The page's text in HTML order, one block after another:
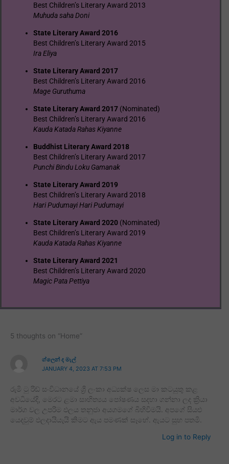
Best Children’s Literary Award 2013
Muhuda saha Doni
State Literary Award 2016
Best Children’s Literary Award 2015
Ira Eliya
State Literary Award 2017
Best Children’s Literary Award 2016
Mage Guruthuma
State Literary Award 2017 (Nominated)
Best Children’s Literary Award 2016
Kauda Katada Rahas Kiyanne
Buddhist Literary Award 2018
Best Children’s Literary Award 2017
Punchi Bindu Loku Gamanak
State Literary Award 2019
Best Children’s Literary Award 2018
Hari Pudumayi Hari Pudumayi
State Literary Award 2020 (Nominated)
Best Children’s Literary Award 2019
Kauda Katada Rahas Kiyanne
State Literary Award 2021
Best Children’s Literary Award 2020
Magic Pata Pettiya
5 thoughts on “Home”
ග්ලෙන් ද මැල්
JANUARY 4, 2023 AT 7:53 PM
රුමි ටු රිඩ් සංවිධානයේ ශ්‍රි ලංකා අධ්‍යක්ෂ ලෙස මා කටයුතු කළ
අවධියේදි, මෙරට ළමා සාහිත්‍යය පෝෂණය සදහා ගන්නා ලද ක්‍රියා
මාර්ග වල උපරිම ඵලය තනුජා අයගමගේ බිහිවිමයි. අපගේ සියළු
යෙදවුම් ඵලදායියැයි කිමට ඇය පමණක් සෑහේ. ඇයට සුභ පතමි.
Log in to Reply